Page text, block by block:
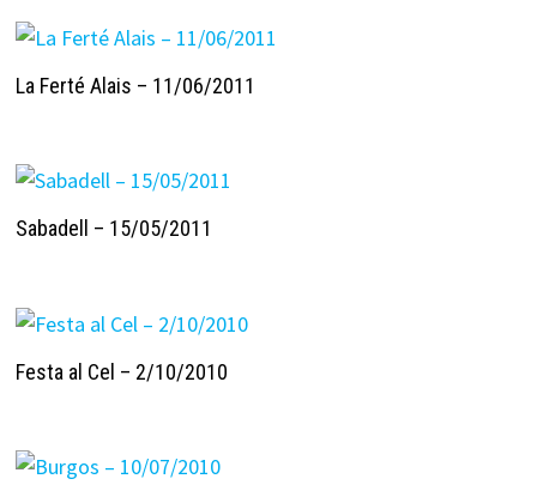
La Ferté Alais – 11/06/2011
Sabadell – 15/05/2011
Festa al Cel – 2/10/2010